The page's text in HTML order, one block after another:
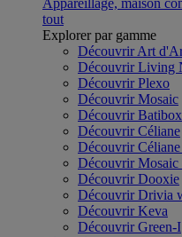
Appareillage, maison
tout
Explorer par gamme
Découvrir Art
Découvrir Living
Découvrir Plexo
Découvrir Mosaic
Découvrir Batibox
Découvrir Céliane
Découvrir
Découvrir
Découvrir Dooxie
Découvrir Drivia
Découvrir Keva
Découvrir Green-I